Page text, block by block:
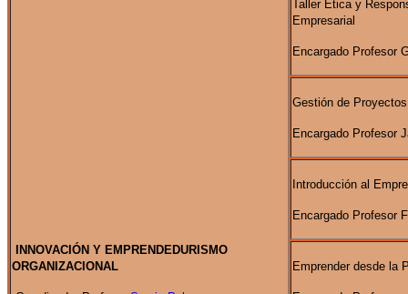
INNOVACIÓN Y EMPRENDEDURISMO
ORGANIZACIONAL
Taller Ética y
Empresarial
Encargado Profesor
Gestión de Proyectos
Encargado Profesor
Introducción al
Encargado Profesor
Emprender desde la